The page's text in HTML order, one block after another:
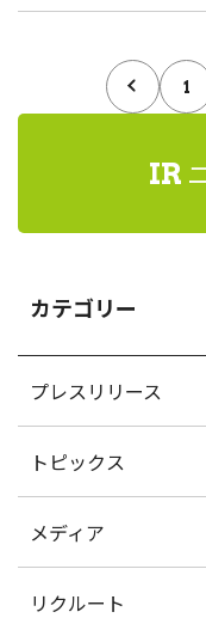
1
IR
カテゴリー
プレスリリース
トピックス
メディア
リクルート